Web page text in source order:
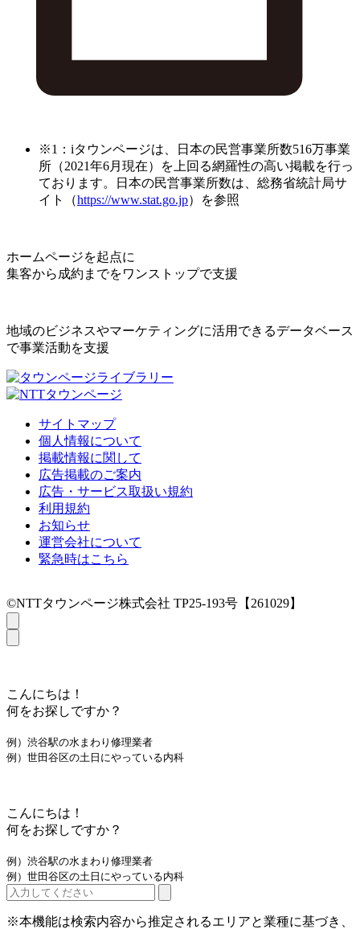
※1：iタウンページは、日本の民営事業所数516万事業
所（2021年6月現在）を上回る網羅性の高い掲載を行っ
ております。日本の民営事業所数は、総務省統計局サ
イト（https://www.stat.go.jp）を参照
ホームページを起点に
集客から成約までをワンストップで支援
地域のビジネスやマーケティングに活用できるデータベース
で事業活動を支援
サイトマップ
個人情報について
掲載情報に関して
広告掲載のご案内
広告・サービス取扱い規約
利用規約
お知らせ
運営会社について
緊急時はこちら
©NTTタウンページ株式会社 TP25-193号【261029】
こんにちは！
何をお探しですか？
例）渋谷駅の水まわり修理業者
例）世田谷区の土日にやっている内科
こんにちは！
何をお探しですか？
例）渋谷駅の水まわり修理業者
例）世田谷区の土日にやっている内科
※本機能は検索内容から推定されるエリアと業種に基づき、